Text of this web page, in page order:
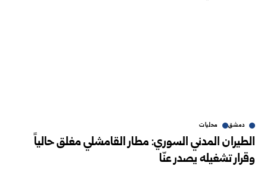
دمشق محليات
الطيران المدني السوري: مطار القامشلي مغلق حالياً
وقرار تشغيله يصدر عنّا